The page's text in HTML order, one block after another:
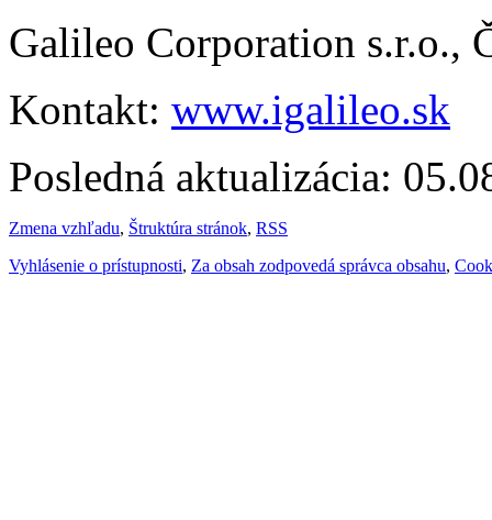
Galileo Corporation s.r.o.,
Kontakt: www.igalileo.sk
Posledná aktualizácia:
Zmena vzhľadu, Štruktúra stránok, RSS
Vyhlásenie o prístupnosti, Za obsah zodpovedá správca obsahu,